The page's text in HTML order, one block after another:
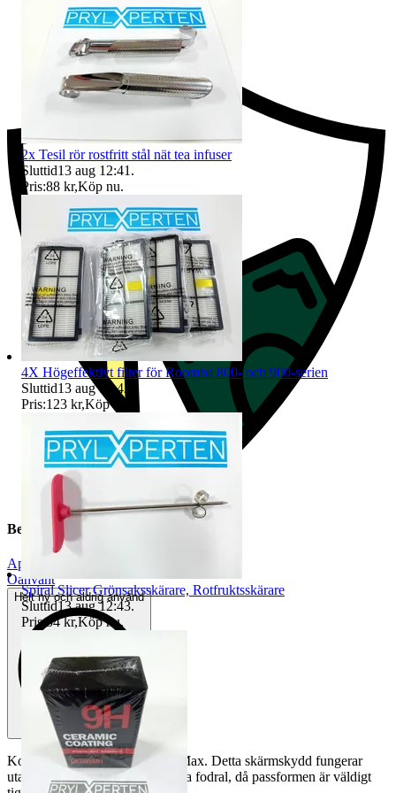
Ersättning om du inte får din vara
Beskrivning
Apple
Oanvänt
Helt ny och aldrig använd
Kompatibel för iPhone 15 Pro Max. Detta skärmskydd fungerar
utan några problem med de flesta fodral, då passformen är väldigt
2x Tesil rör rostfritt stål nät tea infuser
Sluttid13 aug 12:41 .
Pris:88 kr,Köp nu.
4X Högeffektivt filter för Roomba 800- och 900-serien
Sluttid13 aug 12:42
Pris:123 kr,Köp nu
Spiral Slicer Grönsaksskärare, Rotfruktsskärare
Sluttid13 aug 12:43.
Pris:54 kr,Köp nu.